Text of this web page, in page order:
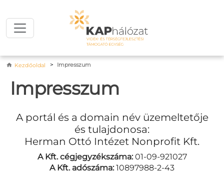
Morzsa
Kezdőoldal Impresszum
Impresszum
A portál és a domain név üzemeltetője
és tulajdonosa:
Herman Ottó Intézet Nonprofit Kft.
A Kft. cégjegyzékszáma:01-09-921027
A Kft. adószáma: 10897988-2-43